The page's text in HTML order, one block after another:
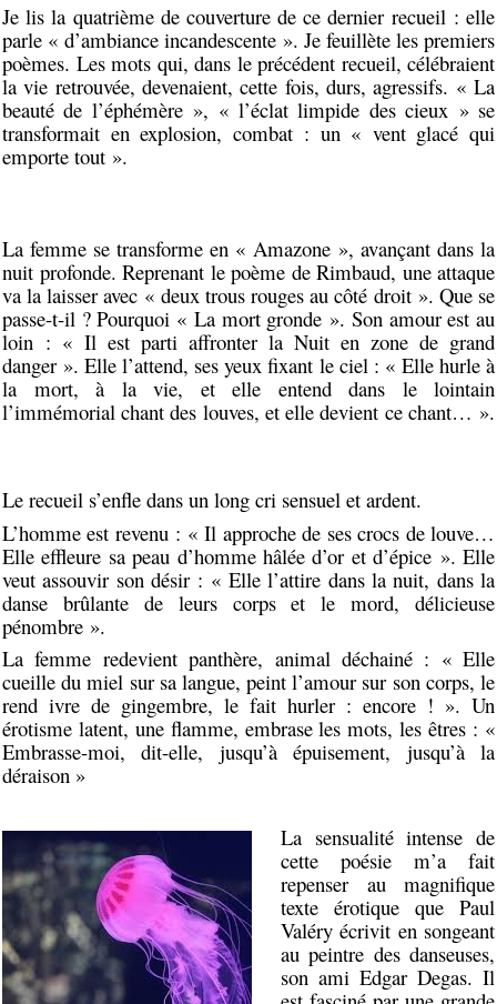
Je lis la quatrième de couverture de ce dernier recueil : elle
parle « d’ambiance incandescente ». Je feuillète les premiers
poèmes. Les mots qui, dans le précédent recueil, célébraient
la vie retrouvée, devenaient, cette fois, durs, agressifs. « La
beauté de l’éphémère », « l’éclat limpide des cieux » se
transformait en explosion, combat : un « vent glacé qui
emporte tout ».
La femme se transforme en « Amazone », avançant dans la
nuit profonde. Reprenant le poème de Rimbaud, une attaque
va la laisser avec « deux trous rouges au côté droit ». Que se
passe-t-il ? Pourquoi « La mort gronde ». Son amour est au
loin : « Il est parti affronter la Nuit en zone de grand
danger ». Elle l’attend, ses yeux fixant le ciel : « Elle hurle à
la mort, à la vie, et elle entend dans le lointain
l’immémorial chant des louves, et elle devient ce chant… ».
Le recueil s’enfle dans un long cri sensuel et ardent.
L’homme est revenu : « Il approche de ses crocs de louve…
Elle effleure sa peau d’homme hâlée d’or et d’épice ». Elle
veut assouvir son désir : « Elle l’attire dans la nuit, dans la
danse brûlante de leurs corps et le mord, délicieuse
pénombre ».
La femme redevient panthère, animal déchainé : « Elle
cueille du miel sur sa langue, peint l’amour sur son corps, le
rend ivre de gingembre, le fait hurler : encore ! ». Un
érotisme latent, une flamme, embrase les mots, les êtres : «
Embrasse-moi, dit-elle, jusqu’à épuisement, jusqu’à la
déraison »
La sensualité intense de
cette poésie m’a fait
repenser au magnifique
texte érotique que Paul
Valéry écrivit en songeant
au peintre des danseuses,
son ami Edgar Degas. Il